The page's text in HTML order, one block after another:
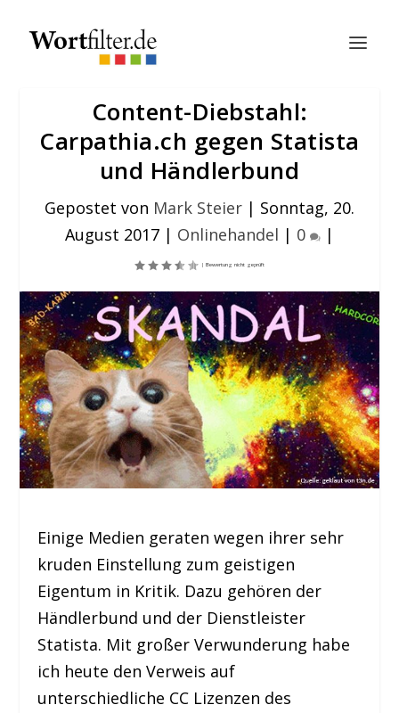
Content-Diebstahl:
Carpathia.ch gegen Statista
und Händlerbund
Gepostet von Mark Steier | Sonntag, 20.
August 2017 | Onlinehandel | 0 |
Einige Medien geraten wegen ihrer sehr
kruden Einstellung zum geistigen
Eigentum in Kritik. Dazu gehören der
Händlerbund und der Dienstleister
Statista. Mit großer Verwunderung habe
ich heute den Verweis auf
unterschiedliche CC Lizenzen des